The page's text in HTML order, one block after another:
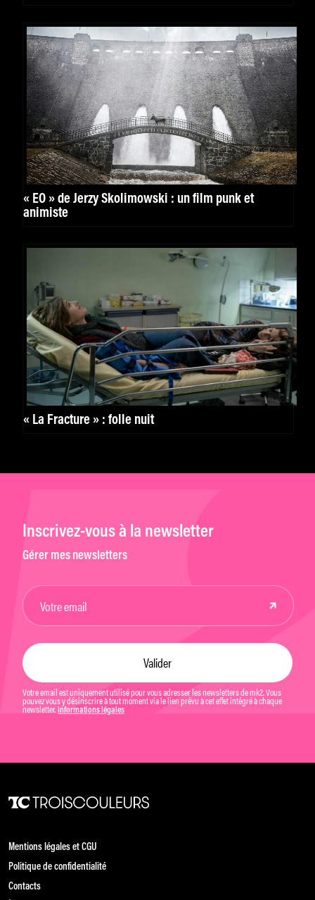
« EO » de Jerzy Skolimowski : un film punk et
animiste
« La Fracture » : folle nuit
Inscrivez-vous à la newsletter
Gérer mes newsletters
Votre email est uniquement utilisé pour vous adresser les newsletters de mk2. Vous
pouvez vous y désinscrire à tout moment via le lien prévu à cet effet intégré à chaque
newsletter. Informations légales
Mentions légales et CGU
Politique de confidentialité
Contacts